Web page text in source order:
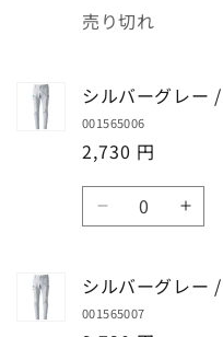
数
売り切れ
シルバーグレー
001565006
2,730 円
数
量
ー
グ
シ
ー
シルバーグレー
001565007